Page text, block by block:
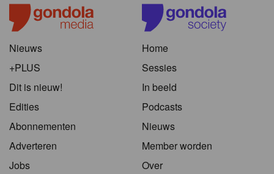
Nieuws
+PLUS
Dit is nieuw!
Edities
Abonnementen
Adverteren
Jobs
Home
Sessies
In beeld
Podcasts
Nieuws
Member worden
Over